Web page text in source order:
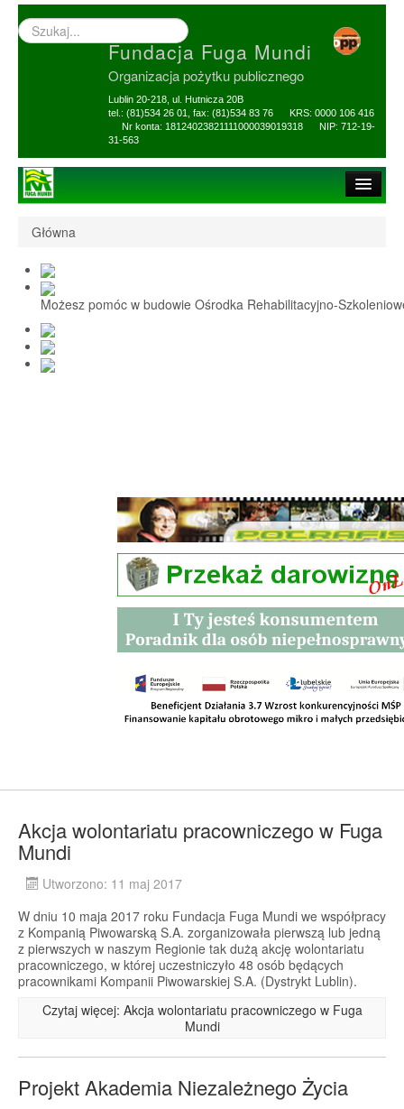
Wyszukiwarka
–
Fundacja Fuga Mundi
Organizacja pożytku publicznego
Lublin 20-218, ul. Hutnicza 20B
tel.: (81)534 26 01, fax: (81)534 83 76 KRS: 0000 106 416
Nr konta: 18124023821111000039019318 NIP: 712-19-
31-563
1,5% i darowizny
Nasi Beneficjenci
Ośrodek Reh-Szkol
Sprawozdania
Główna
Możesz pomóc w budowie Ośrodka Rehabilitacyjno-
Akcja wolontariatu pracowniczego w Fuga
Mundi
Utworzono: 11 maj 2017
W dniu 10 maja 2017 roku Fundacja Fuga Mundi we współpracy
z Kompanią Piwowarską S.A. zorganizowała pierwszą lub jedną
z pierwszych w naszym Regionie tak dużą akcję wolontariatu
pracowniczego, w której uczestniczyło 48 osób będących
pracownikami Kompanii Piwowarskiej S.A. (Dystrykt Lublin).
Czytaj więcej: Akcja wolontariatu pracowniczego w Fuga
Mundi
Projekt Akademia Niezależnego Życia